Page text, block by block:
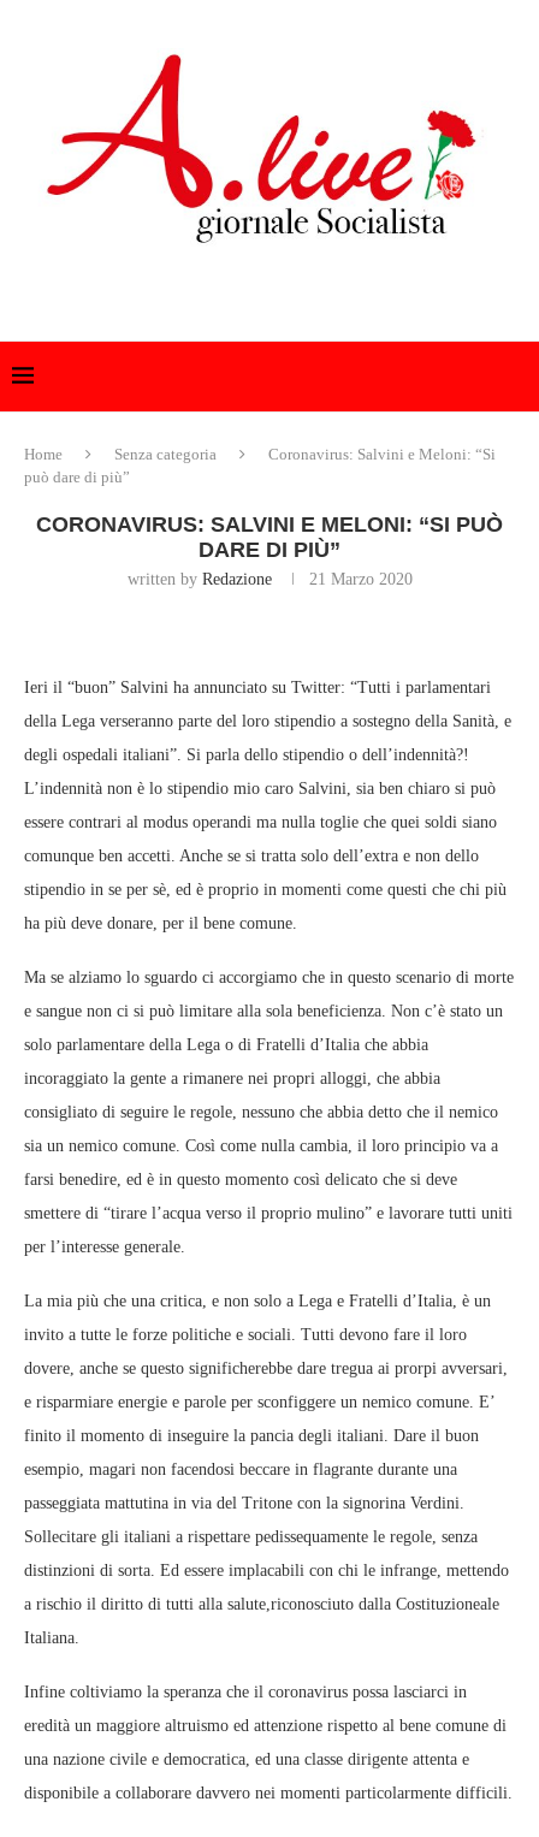
Home Senza categoria
Coronavirus: Salvini e Meloni: “Si
può dare di più”
CORONAVIRUS: SALVINI E MELONI: “SI PUÒ
DARE DI PIÙ”
written by Redazione 21 Marzo 2020
Ieri il “buon” Salvini ha annunciato su Twitter: “Tutti i parlamentari
della Lega verseranno parte del loro stipendio a sostegno della Sanità, e
degli ospedali italiani”. Si parla dello stipendio o dell’indennità?!
L’indennità non è lo stipendio mio caro Salvini, sia ben chiaro si può
essere contrari al modus operandi ma nulla toglie che quei soldi siano
comunque ben accetti. Anche se si tratta solo dell’extra e non dello
stipendio in se per sè, ed è proprio in momenti come questi che chi più
ha più deve donare, per il bene comune.
Ma se alziamo lo sguardo ci accorgiamo che in questo scenario di morte
e sangue non ci si può limitare alla sola beneficienza. Non c’è stato un
solo parlamentare della Lega o di Fratelli d’Italia che abbia
incoraggiato la gente a rimanere nei propri alloggi, che abbia
consigliato di seguire le regole, nessuno che abbia detto che il nemico
sia un nemico comune. Così come nulla cambia, il loro principio va a
farsi benedire, ed è in questo momento così delicato che si deve
smettere di “tirare l’acqua verso il proprio mulino” e lavorare tutti uniti
per l’interesse generale.
La mia più che una critica, e non solo a Lega e Fratelli d’Italia, è un
invito a tutte le forze politiche e sociali. Tutti devono fare il loro
dovere, anche se questo significherebbe dare tregua ai prorpi avversari,
e risparmiare energie e parole per sconfiggere un nemico comune. E’
finito il momento di inseguire la pancia degli italiani. Dare il buon
esempio, magari non facendosi beccare in flagrante durante una
passeggiata mattutina in via del Tritone con la signorina Verdini.
Sollecitare gli italiani a rispettare pedissequamente le regole, senza
distinzioni di sorta. Ed essere implacabili con chi le infrange, mettendo
a rischio il diritto di tutti alla salute,riconosciuto dalla Costituzioneale
Italiana.
Infine coltiviamo la speranza che il coronavirus possa lasciarci in
eredità un maggiore altruismo ed attenzione rispetto al bene comune di
una nazione civile e democratica, ed una classe dirigente attenta e
disponibile a collaborare davvero nei momenti particolarmente difficili.